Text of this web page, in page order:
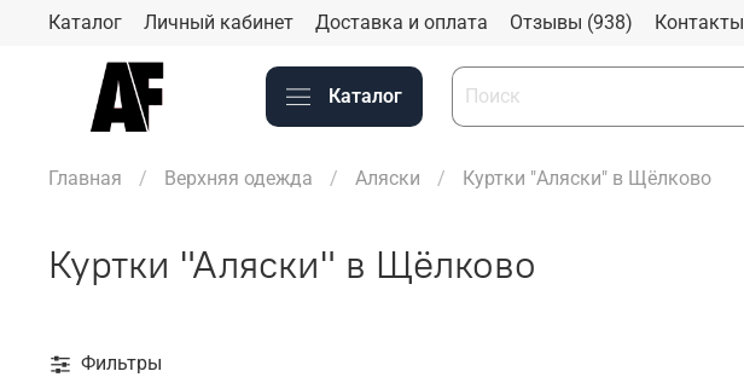
Каталог Личный кабинет Доставка и оплата Отзывы (938) Контакты
Каталог
Главная Верхняя одежда Аляски Куртки "Аляски" в Щёлково
Куртки "Аляски" в Щёлково
Фильтры